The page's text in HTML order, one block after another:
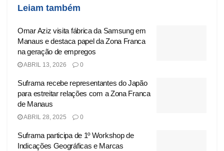
Leiam também
Omar Aziz visita fábrica da Samsung em
Manaus e destaca papel da Zona Franca
na geração de empregos
ABRIL 13, 2026 0
Suframa recebe representantes do Japão
para estreitar relações com a Zona Franca
de Manaus
ABRIL 28, 2025 0
Suframa participa de 1º Workshop de
Indicações Geográficas e Marcas